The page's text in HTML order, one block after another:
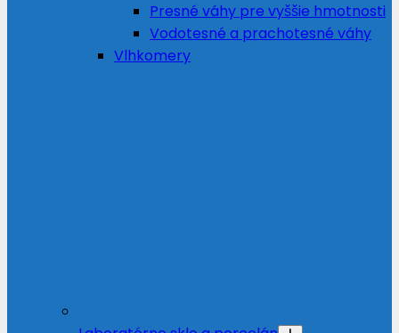
Presné váhy pre vyššie hmotnosti
Vodotesné a prachotesné váhy
Vlhkomery